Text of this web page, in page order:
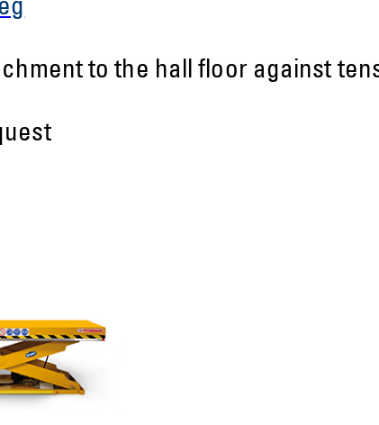
to the hall floor against